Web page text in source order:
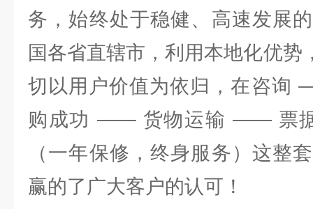
务，始终处于稳健、高速发展
国各省直辖市，利用本地化优势
切以用户价值为依归，在咨
购成功 —— 货物运输 —— 票
（一年保修，终身服务）这整
赢的了广大客户的认可！